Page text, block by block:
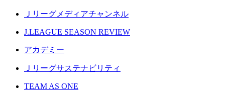
Ｊリーグメディアチャンネル
J.LEAGUE SEASON REVIEW
アカデミー
Ｊリーグサステナビリティ
TEAM AS ONE